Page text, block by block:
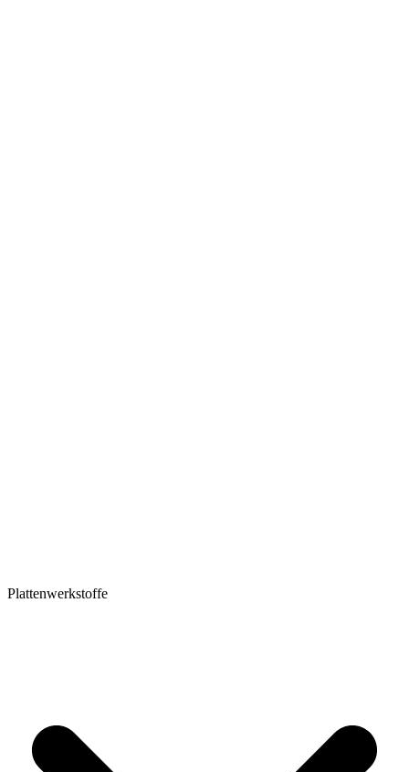
Plattenwerkstoffe